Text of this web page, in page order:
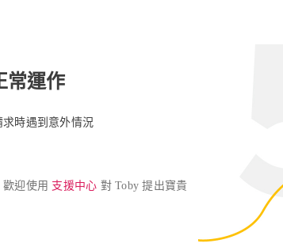
常運作
時遇到意外情況
迎使用 支援中心 對 Toby 提出寶貴